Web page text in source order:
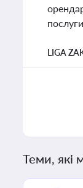
LIGA
Теми, які